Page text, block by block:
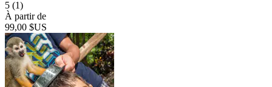
5 (1)
À partir de
99,00 $US